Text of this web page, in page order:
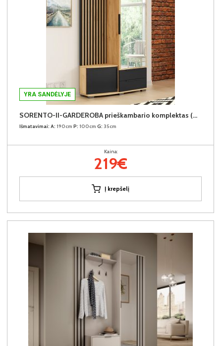
YRA SANDĖLYJE
SORENTO-II-GARDEROBA prieškambario komplektas (Dešininis)
Išmatavimai: A: 190cm P: 100cm G: 35cm
Kaina:
219€
Į krepšelį